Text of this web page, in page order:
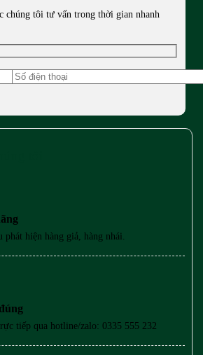
chúng tôi tư vấn trong thời gian nhanh
phát hiện hàng giả, hàng nhái.
tiếp qua hotline/zalo: 0335 555 232